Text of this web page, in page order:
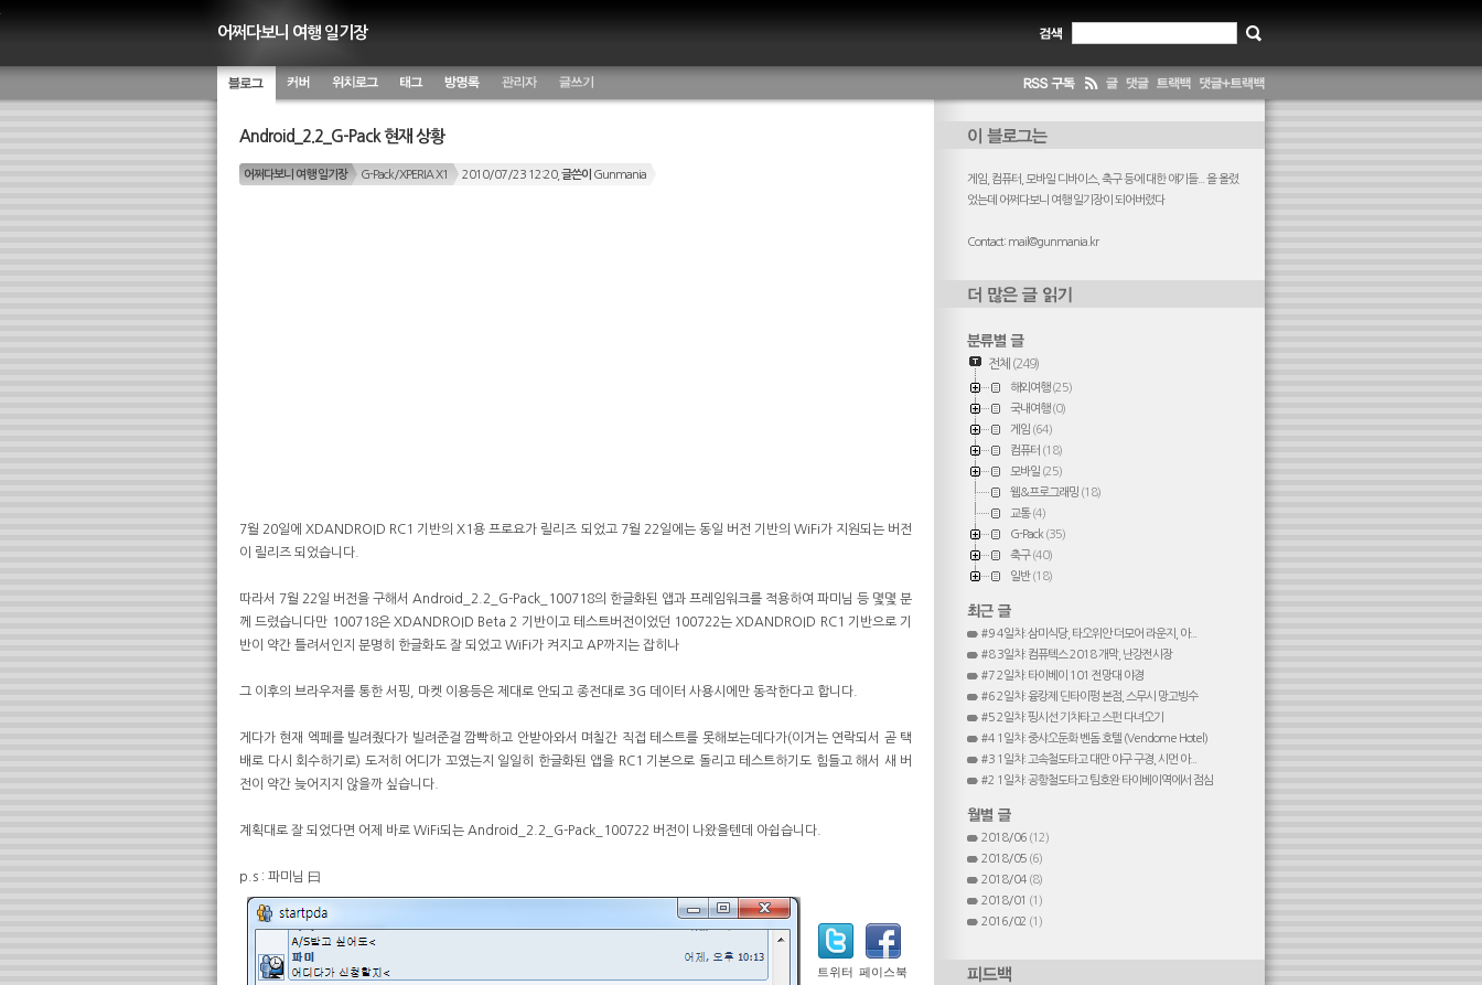
어쩌다보니 여행 일기장
름
Android_2.2_G-Pack 현재 상황
어쩌다보니 여행 일기장 G-Pack/XPERIA X1 2010/07/23 12:20, 글쓴이 Gunmania
7월 20일에 XDANDROID RC1 기반의 X1용 프로요가 릴리즈 되었고 7월 22일에는 동일 버전 기반의 WiFi가 지원되는 버전
이 릴리즈 되었습니다.
따라서 7월 22일 버전을 구해서 Android_2.2_G-Pack_100718의 한글화된 앱과 프레임워크를 적용하여 파미님 등 몇몇 분
께 드렸습니다만 100718은 XDANDROID Beta 2 기반이고 테스트버전이었던 100722는 XDANDROID RC1 기반으로 기
반이 약간 틀려서인지 분명히 한글화도 잘 되었고 WiFi가 켜지고 AP까지는 잡히나
그 이후의 브라우저를 통한 서핑, 마켓 이용등은 제대로 안되고 종전대로 3G 데이터 사용시에만 동작한다고 합니다.
게다가 현재 엑페를 빌려줬다가 빌려준걸 깜빡하고 안받아와서 며칠간 직접 테스트를 못해보는데다가(이거는 연락되서 곧 택
배로 다시 회수하기로) 도저히 어디가 꼬였는지 일일히 한글화된 앱을 RC1 기본으로 돌리고 테스트하기도 힘들고 해서 새 버
전이 약간 늦어지지 않을까 싶습니다.
계획대로 잘 되었다면 어제 바로 WiFi되는 Android_2.2_G-Pack_100722 버전이 나왔을텐데 아쉽습니다.
p.s : 파미님 曰
트위터 페이스북
게임, 컴퓨터, 모바일 디바이스, 축구 등에 대한 얘기들... 을 올렸
었는데 어쩌다보니 여행 일기장이 되어버렸다
Contact: mail@gunmania.kr
전체 (249)
해외여행(25)
국내여행(0)
게임 (64)
컴퓨터 (18)
모바일 (25)
웹&프로그래밍 (18)
교통(4)
G-Pack (35)
축구(40)
일반(18)
#9 4일차: 삼미식당, 타오위안 더모어 라운지, 아...
#8 3일차: 컴퓨텍스 2018 개막, 난강전시장
#7 2일차: 타이베이 101 전망대 야경
#6 2일차: 융캉제 딘타이펑 본점, 스무시 망고빙수
#5 2일차: 핑시선 기차타고 스펀 다녀오기
#4 1일차: 중샤오둔화 벤돔 호텔 (Vendome Hotel)
#3 1일차: 고속철도타고 대만 야구 구경, 시먼 아...
#2 1일차: 공항철도타고 팀호완 타이베이역에서 점심
2018/06 (12)
2018/05 (6)
2018/04 (8)
2018/01 (1)
2016/02 (1)